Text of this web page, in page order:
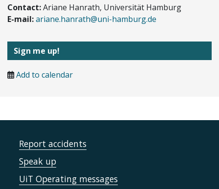
Contact:Ariane Hanrath, Universität Hamburg
E-mail:ariane.hanrath@uni-hamburg.de
Sign me up!
Add to calendar
Report accidents
Speak up
UiT Operating messages